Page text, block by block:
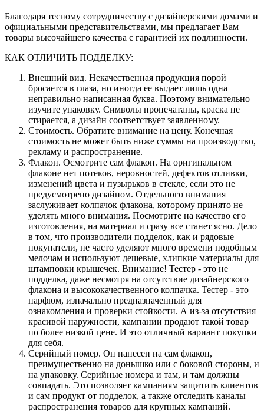
Благодаря тесному сотрудничеству с дизайнерскими домами и
официальными представительствами, мы предлагает Вам
товары высочайшего качества с гарантией их подлинности.
КАК ОТЛИЧИТЬ ПОДДЕЛКУ:
Внешний вид. Некачественная продукция порой
бросается в глаза, но иногда ее выдает лишь одна
неправильно написанная буква. Поэтому внимательно
изучите упаковку. Символы пропечатаны, краска не
стирается, а дизайн соответствует заявленному.
Стоимость. Обратите внимание на цену. Конечная
стоимость не может быть ниже суммы на производство,
рекламу и распространение.
Флакон. Осмотрите сам флакон. На оригинальном
флаконе нет потеков, неровностей, дефектов отливки,
изменений цвета и пузырьков в стекле, если это не
предусмотрено дизайном. Отдельного внимания
заслуживает колпачок флакона, которому принято не
уделять много внимания. Посмотрите на качество его
изготовления, на материал и сразу все станет ясно. Дело
в том, что производители подделок, как и рядовые
покупатели, не часто уделяют много времени подобным
мелочам и используют дешевые, хлипкие материалы для
штамповки крышечек. Внимание! Тестер - это не
подделка, даже несмотря на отсутствие дизайнерского
флакона и высококачественного колпачка. Тестер - это
парфюм, изначально предназначенный для
ознакомления и проверки стойкости. А из-за отсутствия
красивой наружности, кампании продают такой товар
по более низкой цене. И это отличный вариант покупки
для себя.
Серийный номер. Он нанесен на сам флакон,
преимущественно на донышко или с боковой стороны, и
на упаковку. Серийные номера и там, и там должны
совпадать. Это позволяет кампаниям защитить клиентов
и сам продукт от подделок, а также отследить каналы
распространения товаров для крупных кампаний.